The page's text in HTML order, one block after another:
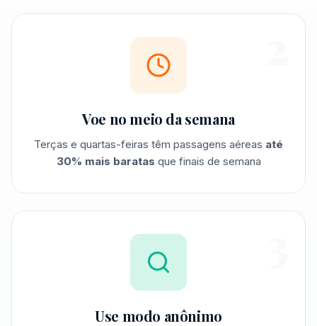
Voe no meio da semana
Terças e quartas-feiras têm passagens aéreas até
30% mais baratas que finais de semana
Use modo anônimo